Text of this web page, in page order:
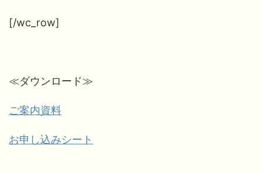
[/wc_row]
≪ダウンロード≫
ご案内資料
お申し込みシート